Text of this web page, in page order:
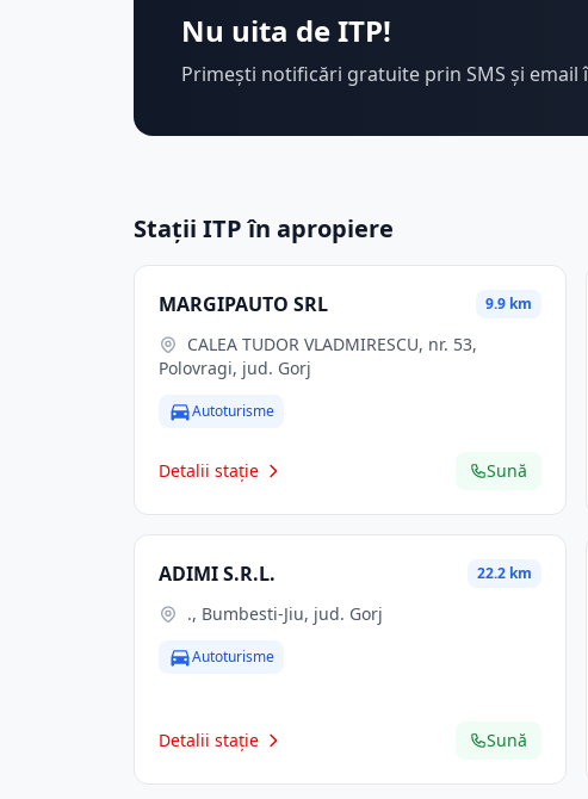
Nu uita de ITP!
Primești notificări gratuite prin SMS și email
Stații ITP în apropiere
MARGIPAUTO SRL 9.9 km
Polovragi, jud. Gorj
Autoturisme
Detalii stație Sună
ADIMI S.R.L. 22.2 km
., Bumbesti-Jiu, jud. Gorj
Autoturisme
Detalii stație Sună